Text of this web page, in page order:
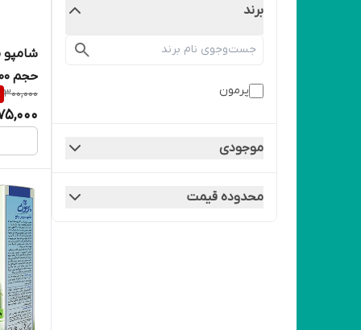
برند
پرمون
موجودی
محدوده قیمت
حجم 400 میلی لیتر
300,000